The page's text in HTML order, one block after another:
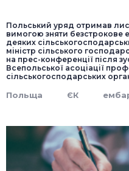
Польський уряд отримав
вимогою зняти безстрокове
деяких
міністр сільського
на прес-конференції після
Всепольської асоціації
сільськогосподарських
Польща ЄК